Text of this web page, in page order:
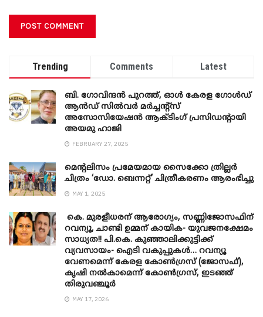
Trending Comments Latest
ബി. ​ഗോവിന്ദൻ പുറത്ത്, ഓൾ കേരള ഗോൾഡ്
ആൻഡ് സിൽവർ മർച്ചന്റ്സ്
അസോസിയേഷൻ ആക്ടിംഗ് പ്രസിഡന്റായി
അയമു ഹാജി
FEBRUARY 27, 2025
മെന്‍റലിസം പ്രമേയമായ സൈക്കോ ത്രില്ലർ
ചിത്രം ‘ഡോ. ബെന്നറ്റ്’ ചിത്രീകരണം ആരംഭിച്ചു
MAY 1, 2025
കെ. മുരളീധരന് ആരോഗ്യം, സണ്ണിജോസഫിന്
റവന്യൂ, ചാണ്ടി ഉമ്മന് കായിക- യുവജനക്ഷേമം
സാധ്യത!! പി.കെ. കുഞ്ഞാലിക്കുട്ടിക്ക്
വ്യവസായം- ഐടി വകുപ്പുകൾ… റവന്യൂ
വേണമെന്ന് കേരള കോൺഗ്രസ് (ജോസഫ്),
കൃഷി നൽകാമെന്ന് കോൺഗ്രസ്, ഇടഞ്ഞ്
തിരുവഞ്ചൂർ
MAY 17, 2026